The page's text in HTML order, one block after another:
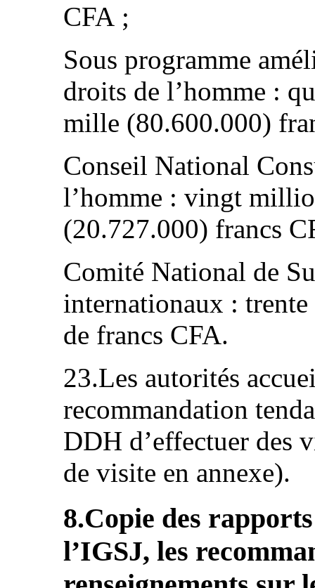
CFA ;
Sous programme
droits de l’homme :
mille (80.600.000)
Conseil National
l’homme : vingt
(20.727.000) francs
Comité National de
internationaux :
de francs CFA.
23.Les autorités
recommandation
DDH d’effectuer des
de visite en annexe).
8.Copie des
l’IGSJ, les